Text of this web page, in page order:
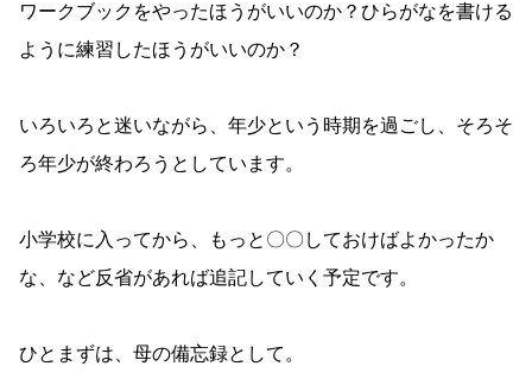
ワークブックをやったほうがいいのか？ひらがなを書ける
ように練習したほうがいいのか？
いろいろと迷いながら、年少という時期を過ごし、そろそ
ろ年少が終わろうとしています。
小学校に入ってから、もっと〇〇しておけばよかったか
な、など反省があれば追記していく予定です。
ひとまずは、母の備忘録として。